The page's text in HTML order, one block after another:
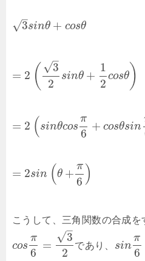
3
–
√ sinθ + cosθ
= 2 ( 3
–
√
2
sinθ +
1
2
cosθ )
= 2 (sinθcos
π
6
+ cosθsin
= 2sin (θ +
π
6 )
こうして、三角関数の合成を
cos
π
6
=
3
–
√
2
であり、 sin
π
6